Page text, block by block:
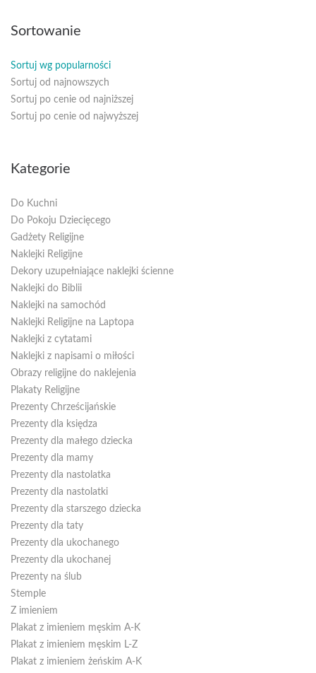
Sortowanie
Sortuj wg popularności
Sortuj od najnowszych
Sortuj po cenie od najniższej
Sortuj po cenie od najwyższej
Kategorie
Do Kuchni
Do Pokoju Dziecięcego
Gadżety Religijne
Naklejki Religijne
Dekory uzupełniające naklejki ścienne
Naklejki do Biblii
Naklejki na samochód
Naklejki Religijne na Laptopa
Naklejki z cytatami
Naklejki z napisami o miłości
Obrazy religijne do naklejenia
Plakaty Religijne
Prezenty Chrześcijańskie
Prezenty dla księdza
Prezenty dla małego dziecka
Prezenty dla mamy
Prezenty dla nastolatka
Prezenty dla nastolatki
Prezenty dla starszego dziecka
Prezenty dla taty
Prezenty dla ukochanego
Prezenty dla ukochanej
Prezenty na ślub
Stemple
Z imieniem
Plakat z imieniem męskim A-K
Plakat z imieniem męskim L-Z
Plakat z imieniem żeńskim A-K